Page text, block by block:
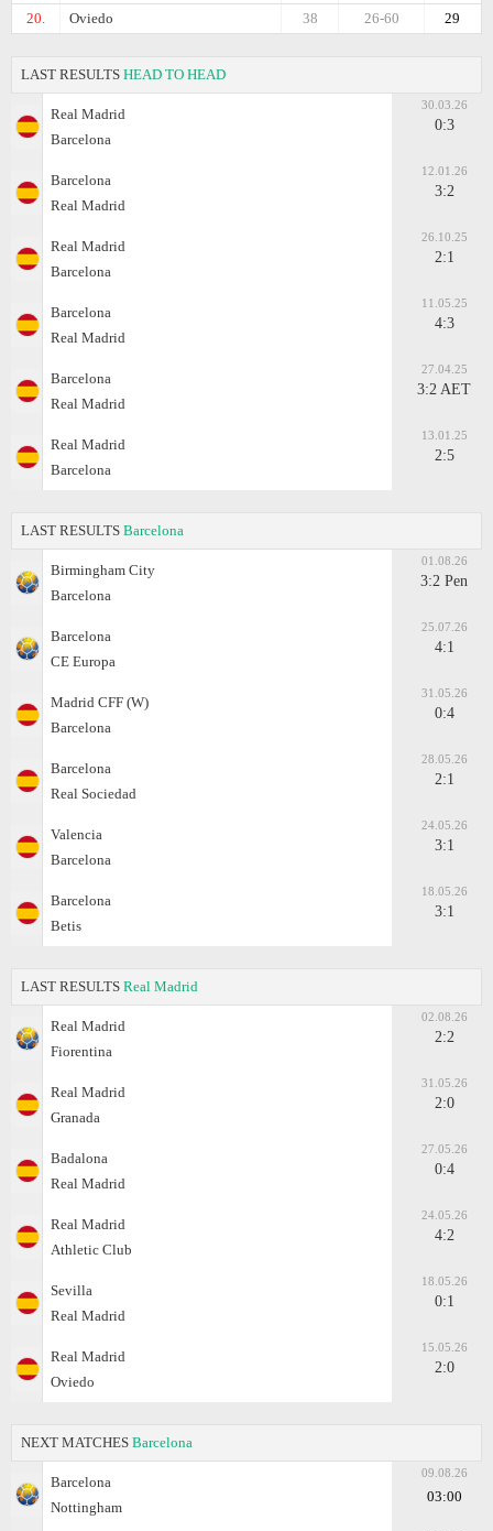
20.
Oviedo 29
26-60
38
LAST RESULTS HEAD TO HEAD
Real Madrid
Barcelona
30.03.26
0:3
Barcelona
Real Madrid
12.01.26
3:2
Real Madrid
Barcelona
26.10.25
2:1
Barcelona
Real Madrid
11.05.25
4:3
Barcelona
Real Madrid
27.04.25
3:2 AET
Real Madrid
Barcelona
13.01.25
2:5
LAST RESULTS Barcelona
Birmingham City
Barcelona
01.08.26
3:2 Pen
Barcelona
CE Europa
25.07.26
4:1
Madrid CFF (W)
Barcelona
31.05.26
0:4
Barcelona
Real Sociedad
28.05.26
2:1
Valencia
Barcelona
24.05.26
3:1
Barcelona
Betis
18.05.26
3:1
LAST RESULTS Real Madrid
Real Madrid
Fiorentina
02.08.26
2:2
Real Madrid
Granada
31.05.26
2:0
Badalona
Real Madrid
27.05.26
0:4
Real Madrid
Athletic Club
24.05.26
4:2
Sevilla
Real Madrid
18.05.26
0:1
Real Madrid
Oviedo
15.05.26
2:0
NEXT MATCHES Barcelona
Barcelona
Nottingham
09.08.26
03:00